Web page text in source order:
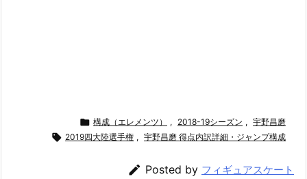
 構成（エレメンツ） , 2018-19シーズン , 宇野昌磨
 2019四大陸選手権 , 宇野昌磨 得点内訳詳細・ジャンプ構成
 Posted by フィギュアスケート